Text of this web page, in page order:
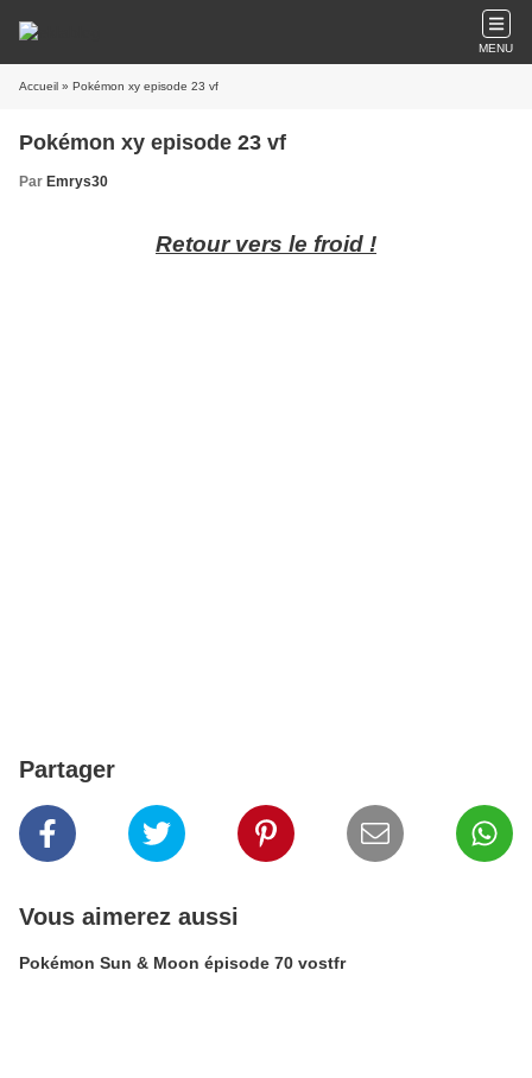
MENU
Accueil » Pokémon xy episode 23 vf
Pokémon xy episode 23 vf
Par Emrys30
Retour vers le froid !
Partager
Vous aimerez aussi
Pokémon Sun & Moon épisode 70 vostfr